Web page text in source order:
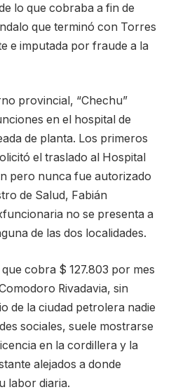
lo que cobraba a fin de
que terminó con Torres
e imputada por fraude a la
provincial, “Chechu”
en el hospital de
de planta. Los primeros
el traslado al Hospital
pero nunca fue autorizado
de Salud, Fabián
no se presenta a
de las dos localidades.
cobra $ 127.803 por mes
Rivadavia, sin
de la ciudad petrolera nadie
sociales, suele mostrarse
en la cordillera y la
alejados a donde
labor diaria.